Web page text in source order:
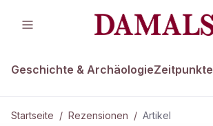
Geschichte & ArchäologieZeitpunkte
Startseite / Rezensionen / Artikel